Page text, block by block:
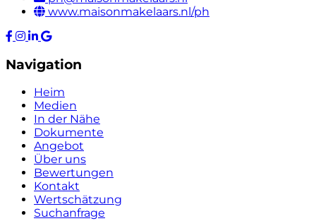
www.maisonmakelaars.nl/ph
Navigation
Heim
Medien
In der Nähe
Dokumente
Angebot
Über uns
Bewertungen
Kontakt
Wertschätzung
Suchanfrage